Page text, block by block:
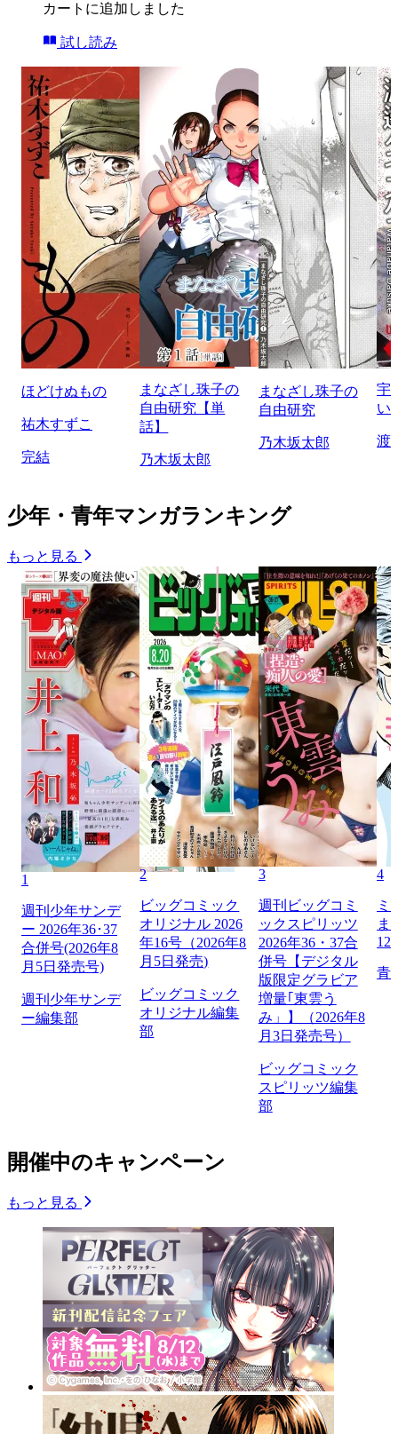
カートに追加しました
試し読み
ほどけぬもの
祐木すずこ
完結
まなざし珠子の
自由研究【単
話】
乃木坂太郎
まなざし珠子の
自由研究
乃木坂太郎
宇
い
渡
少年・青年マンガランキング
もっと見る
1
週刊少年サンデ
ー 2026年36･37
合併号(2026年8
月5日発売号)
週刊少年サンデ
ー編集部
2
ビッグコミック
オリジナル 2026
年16号（2026年8
月5日発売)
ビッグコミック
オリジナル編集
部
3
週刊ビッグコミ
ックスピリッツ
2026年36・37合
併号【デジタル
版限定グラビア
増量｢東雲う
み」】（2026年8
月3日発売号）
ビッグコミック
スピリッツ編集
部
4
ミ
ま
129
青
開催中のキャンペーン
もっと見る